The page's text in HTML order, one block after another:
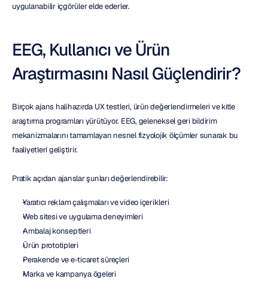
uygulanabilir içgörüler elde ederler.
EEG, Kullanıcı ve Ürün
Araştırmasını Nasıl Güçlendirir?
Birçok ajans halihazırda UX testleri, ürün değerlendirmeleri ve kitle
araştırma programları yürütüyor. EEG, geleneksel geri bildirim
mekanizmalarını tamamlayan nesnel fizyolojik ölçümler sunarak bu
faaliyetleri geliştirir.
Pratik açıdan ajanslar şunları değerlendirebilir:
Yaratıcı reklam çalışmaları ve video içerikleri
Web sitesi ve uygulama deneyimleri
Ambalaj konseptleri
Ürün prototipleri
Perakende ve e-ticaret süreçleri
Marka ve kampanya ögeleri